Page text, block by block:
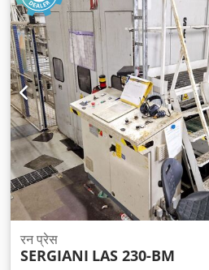
रन प्रेस
SERGIANI LAS 230-BM